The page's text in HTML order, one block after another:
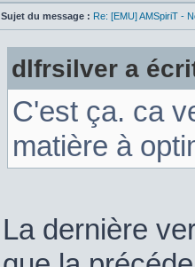
Sujet du message : Re: [EMU] AMSpiriT -
dlfrsilver a
C'est ça. ca
matière à
La dernière